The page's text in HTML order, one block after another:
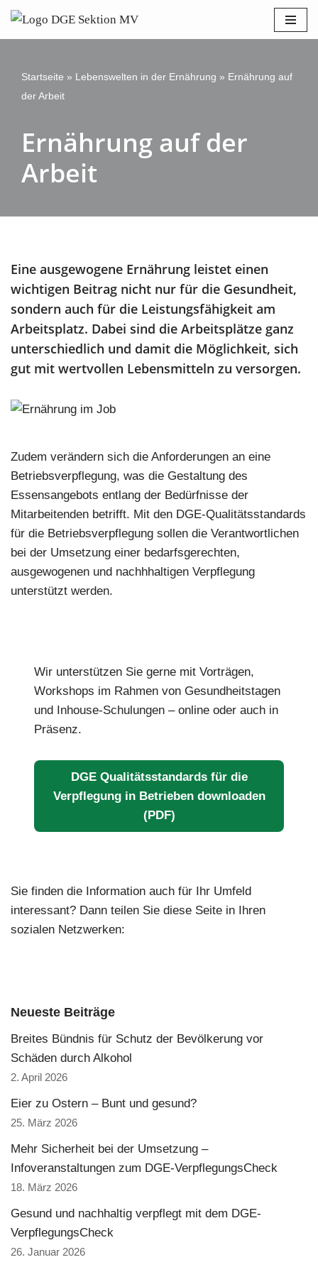
Bitte
beachten
Barrierefreiheitssystem.
Zum
springen
Startseite » Lebenswelten in der Ernährung » Ernährung auf
der Arbeit
Ernährung auf der
Arbeit
Eine ausgewogene Ernährung leistet einen
wichtigen Beitrag nicht nur für die Gesundheit,
sondern auch für die Leistungsfähigkeit am
Arbeitsplatz. Dabei sind die Arbeitsplätze ganz
unterschiedlich und damit die Möglichkeit, sich
gut mit wertvollen Lebensmitteln zu versorgen.
Zudem verändern sich die Anforderungen an eine
Betriebsverpflegung, was die Gestaltung des
Essensangebots entlang der Bedürfnisse der
Mitarbeitenden betrifft. Mit den DGE-Qualitätsstandards
für die Betriebsverpflegung sollen die Verantwortlichen
bei der Umsetzung einer bedarfsgerechten,
ausgewogenen und nachhhaltigen Verpflegung
unterstützt werden.
Wir unterstützen Sie gerne mit Vorträgen,
Workshops im Rahmen von Gesundheitstagen
und Inhouse-Schulungen – online oder auch in
Präsenz.
DGE Qualitätsstandards für die
Verpflegung in Betrieben downloaden
(PDF)
Sie finden die Information auch für Ihr Umfeld
interessant? Dann teilen Sie diese Seite in Ihren
sozialen Netzwerken:
Neueste Beiträge
Breites Bündnis für Schutz der Bevölkerung vor
Schäden durch Alkohol
2. April 2026
Eier zu Ostern – Bunt und gesund?
25. März 2026
Mehr Sicherheit bei der Umsetzung –
Infoveranstaltungen zum DGE-VerpflegungsCheck
18. März 2026
Gesund und nachhaltig verpflegt mit dem DGE-
VerpflegungsCheck
26. Januar 2026